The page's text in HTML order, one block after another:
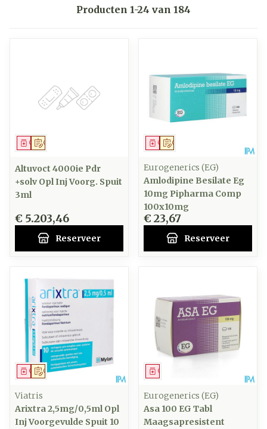
Producten 1-24 van 184
Op voorschrift
Geneesmiddel
Altuvoct 4000ie Pdr
+solv Opl Inj Voorg. Spuit
3ml
€ 5.203,46
Reserveer
Op voorschrift
Geneesmiddel
Eurogenerics (EG)
Amlodipine Besilate Eg
10mg Pipharma Comp
100x10mg
€ 23,67
Reserveer
Op voorschrift
Geneesmiddel
Viatris
Arixtra 2,5mg/0,5ml Opl
Inj Voorgevulde Spuit 10
Geneesmiddel
Eurogenerics (EG)
Asa 100 EG Tabl
Maagsapresistent